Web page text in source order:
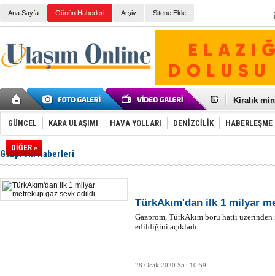
Ana Sayfa Günün Haberleri Arşiv Sitene Ekle
Kiralık
VW'de üst
Ünye
İzmir-
HAVAŞ 21
İran'a ait
'Jet uçak'
GÜNCEL KARA ULAŞIMI HAVA YOLLARI DENİZCİLİK HABERLEŞME
DİĞER »
Gazprom Haberleri
TürkAkım'dan ilk 1 milyar
Gazprom, TürkAkım boru hattı
edildiğini açıkladı.
28 Ocak 2020 Salı 10:59